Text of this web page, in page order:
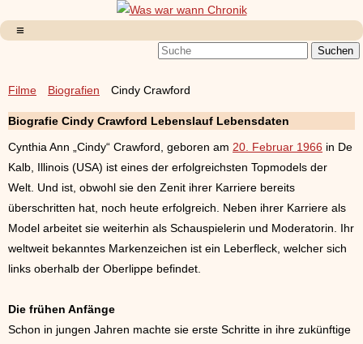
Filme Biografien Cindy Crawford
Biografie Cindy Crawford Lebenslauf Lebensdaten
Cynthia Ann „Cindy“ Crawford, geboren am 20. Februar 1966 in De
Kalb, Illinois (USA) ist eines der erfolgreichsten Topmodels der
Welt. Und ist, obwohl sie den Zenit ihrer Karriere bereits
überschritten hat, noch heute erfolgreich. Neben ihrer Karriere als
Model arbeitet sie weiterhin als Schauspielerin und Moderatorin. Ihr
weltweit bekanntes Markenzeichen ist ein Leberfleck, welcher sich
links oberhalb der Oberlippe befindet.
Die frühen Anfänge
Schon in jungen Jahren machte sie erste Schritte in ihre zukünftige